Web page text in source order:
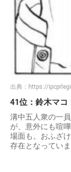
出典： https://
41位：鈴木マコ
溝中五人衆の一
が、意外にも喧
場面も。おふざ
存在となっていま